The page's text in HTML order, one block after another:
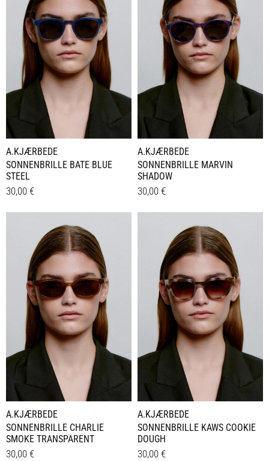
A.KJÆRBEDE
SONNENBRILLE BATE BLUE
STEEL
30,00 €
Details
A.KJÆRBEDE
SONNENBRILLE MARVIN
SHADOW
30,00 €
Details
A.KJÆRBEDE
SONNENBRILLE CHARLIE
SMOKE TRANSPARENT
30,00 €
A.KJÆRBEDE
SONNENBRILLE KAWS COOKIE
DOUGH
30,00 €